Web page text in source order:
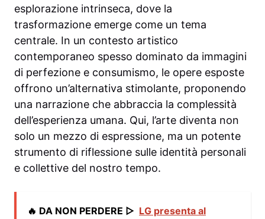
esplorazione intrinseca, dove la
trasformazione emerge come un tema
centrale. In un contesto artistico
contemporaneo spesso dominato da immagini
di perfezione e consumismo, le opere esposte
offrono un’alternativa stimolante, proponendo
una narrazione che abbraccia la complessità
dell’esperienza umana. Qui, l’arte diventa non
solo un mezzo di espressione, ma un potente
strumento di riflessione sulle identità personali
e collettive del nostro tempo.
🔥 DA NON PERDERE ▷ LG presenta al